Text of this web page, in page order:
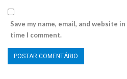
Save my name, email, and website
time I comment.